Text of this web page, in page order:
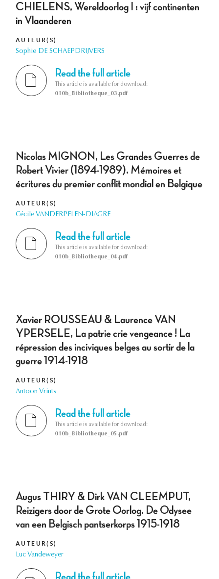
CHIELENS, Wereldoorlog I : vijf continenten
in Vlaanderen
AUTEUR(S)
Sophie DE SCHAEPDRIJVERS
Read the full article
This article is available for download:
010b_Bibliotheque_03.pdf
Nicolas MIGNON, Les Grandes Guerres de
Robert Vivier (1894-1989). Mémoires et
écritures du premier conflit mondial en Belgique
AUTEUR(S)
Cécile VANDERPELEN-DIAGRE
Read the full article
This article is available for download:
010b_Bibliotheque_04.pdf
Xavier ROUSSEAU & Laurence VAN
YPERSELE, La patrie crie vengeance ! La
répression des inciviques belges au sortir de la
guerre 1914-1918
AUTEUR(S)
Antoon Vrints
Read the full article
This article is available for download:
010b_Bibliotheque_05.pdf
Augus THIRY & Dirk VAN CLEEMPUT,
Reizigers door de Grote Oorlog. De Odysee
van een Belgisch pantserkorps 1915-1918
AUTEUR(S)
Luc Vandeweyer